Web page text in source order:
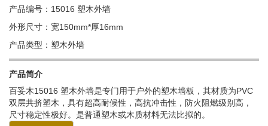
产品编号：15016 塑木外墙
外形尺寸：宽150mm*厚16mm
产品类型：塑木外墙
产品简介
百妥木15016 塑木外墙是专门用于户外的塑木墙板，其材质为PVC
双层共挤塑木，具有超高耐候性，高抗冲击性 ，防火阻燃级别高，
尺寸稳定性极好。是普通塑木或木质材料无法比拟的。